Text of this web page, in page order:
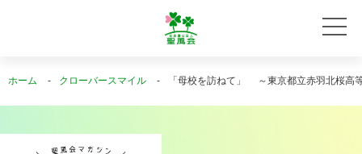
ホーム クローバースマイル 「母校を訪ねて」 ～東京都立赤羽北桜高